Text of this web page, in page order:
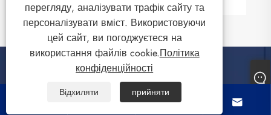
 
перегляду, аналізувати трафік сайту та
персоналізувати вміст. Використовуючи
цей сайт, ви погоджуєтеся на
використання файлів cookie.Політика
конфіденційності
Відхиляти прийняти